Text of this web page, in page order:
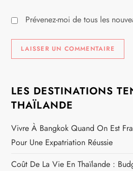
Prévenez-moi de tous les
LES DESTINATIONS
THAÏLANDE
Vivre À Bangkok Quand On Est
Pour Une Expatriation Réussie
Coût De La Vie En Thaïlande :